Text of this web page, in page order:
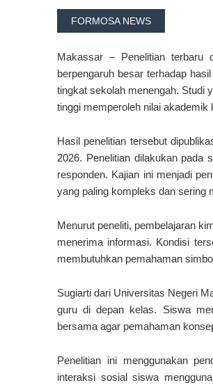
FORMOSA NEWS
Makassar – Penelitian terbaru
berpengaruh besar terhadap
tingkat sekolah menengah. Studi
tinggi memperoleh nilai
Hasil penelitian tersebut
2026. Penelitian dilakukan pada
responden. Kajian ini menjadi
yang paling kompleks dan sering
Menurut peneliti, pembelajaran
menerima informasi. Kondisi
membutuhkan pemahaman
Sugiarti dari Universitas Negeri
guru di depan kelas. Siswa
bersama agar pemahaman
Penelitian ini menggunakan
interaksi sosial siswa